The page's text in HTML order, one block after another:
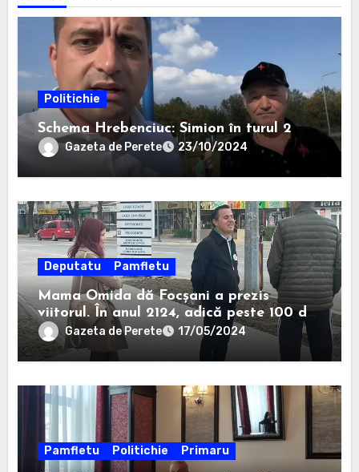
Politichie
Schema Hrebenciuc: Simion în turul 2
Gazeta de Perete 23/10/2024
Deputatu Pamfletu
Mama Omida dă Focșani a prezis
viitorul. În anul 2124, adică peste 100 de
ani, un anume Ion Ștefan va câștiga la
Consiliul Județean.
Gazeta de Perete 17/05/2024
Pamfletu Politichie Primaru